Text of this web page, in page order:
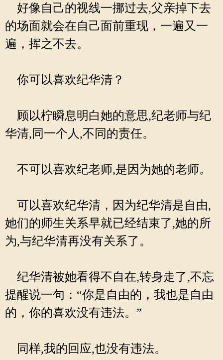
好像自己的视线一挪过去,父亲掉下去
的场面就会在自己面前重现，一遍又一
遍，挥之不去。
你可以喜欢纪华清？
顾以柠瞬息明白她的意思,纪老师与纪
华清,同一个人,不同的责任。
不可以喜欢纪老师,是因为她的老师。
可以喜欢纪华清，因为纪华清是自由,
她们的师生关系早就已经结束了,她的所
为,与纪华清再没有关系了。
纪华清被她看得不自在,转身走了,不忘
提醒说一句：“你是自由的，我也是自由
的，你的喜欢没有违法。”
同样,我的回应,也没有违法。